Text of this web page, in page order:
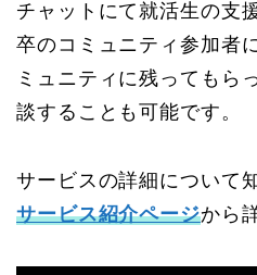
チャットにて就活生の支
卒のコミュニティ参加者
ミュニティに残ってもら
談することも可能です。
サービスの詳細について
サービス紹介ページから